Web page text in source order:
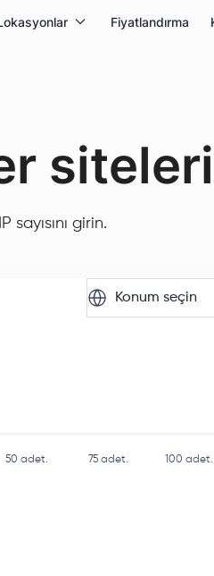
Fiyatlandırma
girin.
Konum seçin
50 adet. 75 adet. 100 adet.